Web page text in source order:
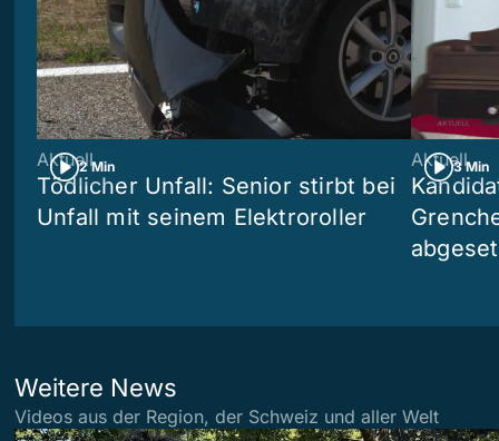
2 Min
Aktuell
Tödlicher Unfall: Senior stirbt bei
Unfall mit seinem Elektroroller
3 Min
Aktuell
Weitere News
Videos aus der Region, der Schweiz und aller Welt